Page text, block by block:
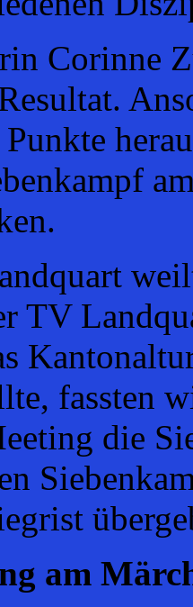
Corinne
TV
fassten
die
am